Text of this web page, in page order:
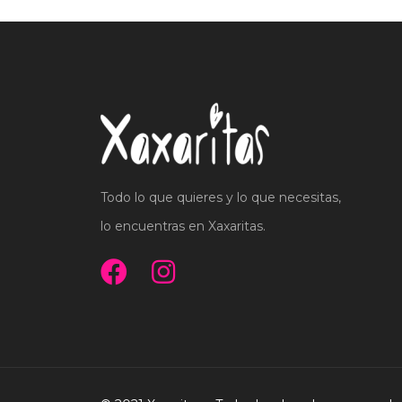
Todo lo que quieres y lo que necesitas,
lo encuentras en Xaxaritas.